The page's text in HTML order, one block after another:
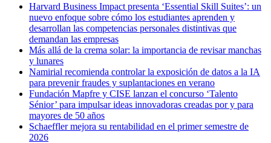
Harvard Business Impact presenta ‘Essential Skill Suites’: un
nuevo enfoque sobre cómo los estudiantes aprenden y
desarrollan las competencias personales distintivas que
demandan las empresas
Más allá de la crema solar: la importancia de revisar manchas
y lunares
Namirial recomienda controlar la exposición de datos a la IA
para prevenir fraudes y suplantaciones en verano
Fundación Mapfre y CISE lanzan el concurso ‘Talento
Sénior’ para impulsar ideas innovadoras creadas por y para
mayores de 50 años
Schaeffler mejora su rentabilidad en el primer semestre de
2026